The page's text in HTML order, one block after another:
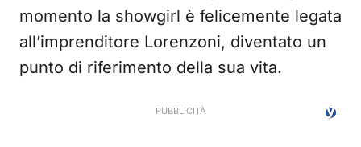
momento la showgirl è felicemente legata
all’imprenditore Lorenzoni, diventato un
punto di riferimento della sua vita.